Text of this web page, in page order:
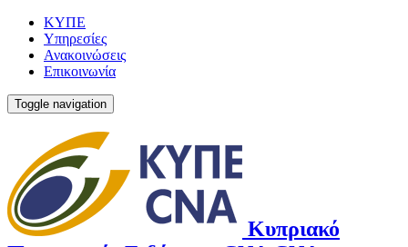
ΚΥΠΕ
Υπηρεσίες
Ανακοινώσεις
Επικοινωνία
Toggle navigation
Κυπριακό